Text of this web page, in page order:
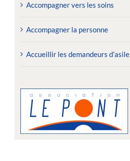
Accompagner vers les soins
Accompagner la personne
Accueillir les demandeurs d’asile